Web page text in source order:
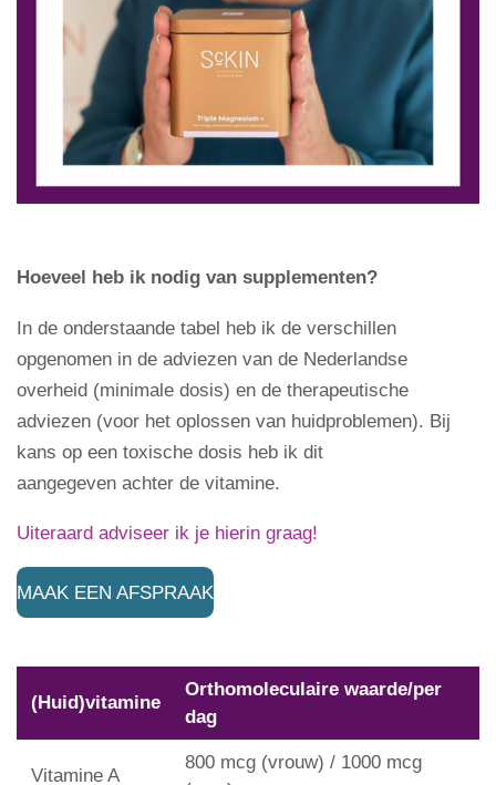
Hoeveel heb ik nodig van supplementen?
In de onderstaande tabel heb ik de verschillen
opgenomen in de adviezen van de Nederlandse
overheid (minimale dosis) en de therapeutische
adviezen (voor het oplossen van huidproblemen). Bij
kans op een toxische dosis heb ik dit
aangegeven achter de vitamine.
Uiteraard adviseer ik je hierin graag!
MAAK EEN AFSPRAAK
(Huid)vitamine
Orthomoleculaire waarde/per
dag
Vitamine A
800 mcg (vrouw) / 1000 mcg